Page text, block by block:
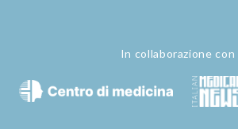
In collaborazione con